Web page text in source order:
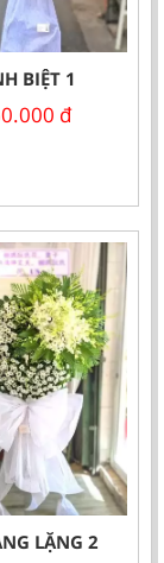
BIỆT 1
đ
LẶNG 2